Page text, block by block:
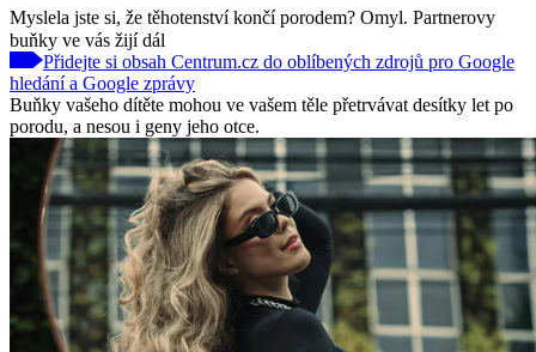
Myslela jste si, že těhotenství končí porodem? Omyl. Partnerovy
buňky ve vás žijí dál
Přidejte si obsah Centrum.cz do oblíbených zdrojů pro Google
hledání a Google zprávy
Buňky vašeho dítěte mohou ve vašem těle přetrvávat desítky let po
porodu, a nesou i geny jeho otce.